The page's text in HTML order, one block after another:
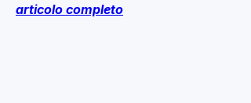
articolo completo